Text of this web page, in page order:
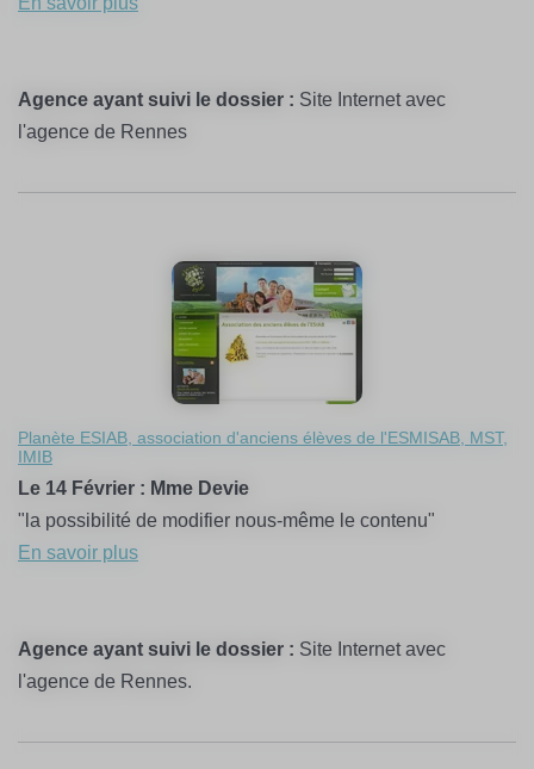
Agence ayant suivi le dossier : Site Internet avec
l'agence de Rennes
Planète ESIAB, association d'anciens élèves de l'ESMISAB, MST,
IMIB
Le 14 Février : Mme Devie
"la possibilité de modifier nous-même le contenu"
En savoir plus
Agence ayant suivi le dossier : Site Internet avec
l'agence de Rennes.